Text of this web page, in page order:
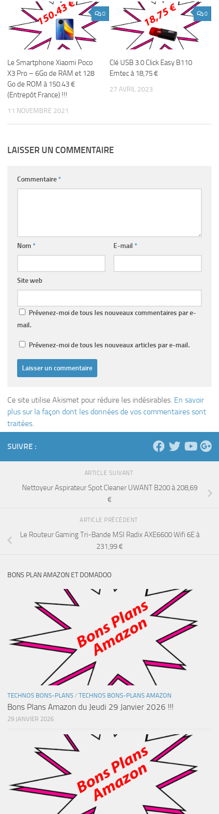
0
Le Smartphone Xiaomi Poco
X3 Pro – 6Go de RAM et 128
Go de ROM à 150.43 €
(Entrepôt France) !!!
11 NOVEMBRE 2021
0
Clé USB 3.0 Click Easy B110
Emtec à 18,75 €
27 AVRIL 2023
LAISSER UN COMMENTAIRE
Commentaire*
Nom * E-mail *
Site web
Prévenez-moi de tous les nouveaux commentaires par e-
mail.
Prévenez-moi de tous les nouveaux articles par e-mail.
Ce site utilise Akismet pour réduire les indésirables. En savoir
plus sur la façon dont les données de vos commentaires sont
traitées.
SUIVRE :
ARTICLE SUIVANT
Nettoyeur Aspirateur Spot Cleaner UWANT B200 à 208,69
€
ARTICLE PRÉCÉDENT
Le Routeur Gaming Tri-Bande MSI Radix AXE6600 Wifi 6E à
231,99 €
BONS PLAN AMAZON ET DOMADOO
TECHNOS BONS-PLANS / TECHNOS BONS-PLANS AMAZON
Bons Plans Amazon du Jeudi 29 Janvier 2026 !!!
29 JANVIER 2026